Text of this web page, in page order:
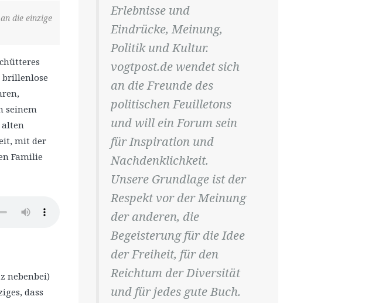
die einzige
brillenlose
seinem
alten
mit der
Familie
nebenbei)
dass
Erlebnisse und
Eindrücke, Meinung,
Politik und Kultur.
vogtpost.de wendet sich
an die Freunde des
politischen Feuilletons
und will ein Forum sein
für Inspiration und
Nachdenklichkeit.
Unsere Grundlage ist der
Respekt vor der Meinung
der anderen, die
Begeisterung für die Idee
der Freiheit, für den
Reichtum der Diversität
und für jedes gute Buch.